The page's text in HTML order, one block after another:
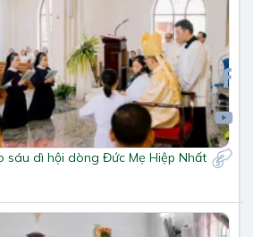
sáu dì hội dòng Đức Mẹ Hiệp Nhất